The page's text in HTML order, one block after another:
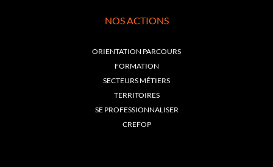
NOS ACTIONS
ORIENTATION PARCOURS
FORMATION
SECTEURS MÉTIERS
TERRITOIRES
SE PROFESSIONNALISER
CREFOP